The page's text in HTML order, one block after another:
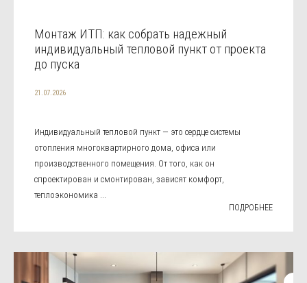
Монтаж ИТП: как собрать надежный
индивидуальный тепловой пункт от проекта
до пуска
21.07.2026
Индивидуальный тепловой пункт — это сердце системы
отопления многоквартирного дома, офиса или
производственного помещения. От того, как он
спроектирован и смонтирован, зависят комфорт,
теплоэкономика ...
ПОДРОБНЕЕ